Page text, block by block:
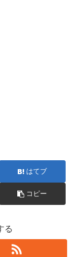
はてブ
コピー
る